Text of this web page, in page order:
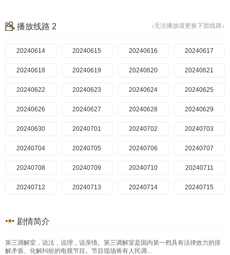
20240606
20240611 20240612 20240613 20240614
20240615 20240616 20240617 20240618
20240619 20240620 20240621 20240622
20240624 20240625 20240626 20240627
20240629 20240630 20240701 20240702
20240703 20240704 20240705 20240707
20240708 20240709 20240710 20240711
20240712 20240713 20240714 20240715
20240720
20240724 20240725 20240726 20240727
↓无法播放请更换下面线路↓
播放线路 2
20240614 20240615 20240616 20240617
20240618 20240619 20240620 20240621
20240622 20240623 20240624 20240625
20240626 20240627 20240628 20240629
20240630 20240701 20240702 20240703
20240704 20240705 20240706 20240707
20240708 20240709 20240710 20240711
20240712 20240713 20240714 20240715
20240720
20240725 20240726 20240729 20240730
剧情简介
第三调解室，说法，说理，说亲情。第三调解室是国内第一档具有法律效力的排
解矛盾、化解纠纷的电视节目。节目现场将有人民调...